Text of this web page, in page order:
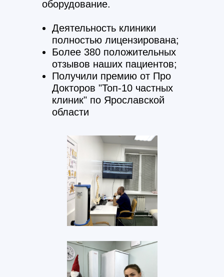
оборудование.
Деятельность клиники
полностью лицензирована;
Более 380 положительных
отзывов наших пациентов;
Получили премию от Про
Докторов "Топ-10 частных
клиник" по Ярославской
области